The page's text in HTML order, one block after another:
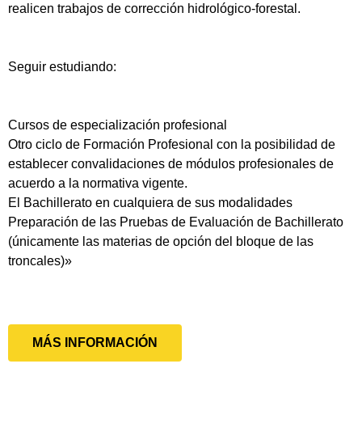
realicen trabajos de corrección hidrológico-forestal.
Seguir estudiando:
Cursos de especialización profesional
Otro ciclo de Formación Profesional con la posibilidad de
establecer convalidaciones de módulos profesionales de
acuerdo a la normativa vigente.
El Bachillerato en cualquiera de sus modalidades
Preparación de las Pruebas de Evaluación de Bachillerato
(únicamente las materias de opción del bloque de las
troncales)»
MÁS INFORMACIÓN